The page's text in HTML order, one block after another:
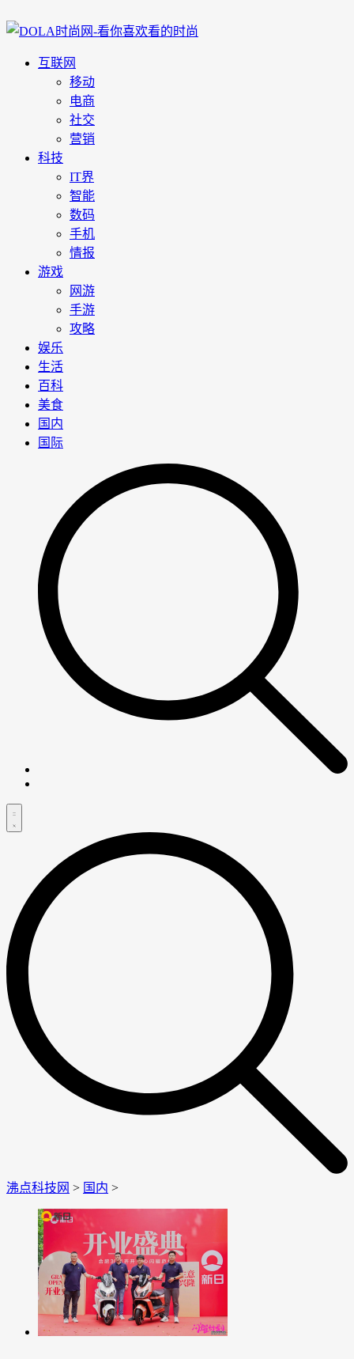
互联网
移动
电商
社交
营销
科技
IT界
智能
数码
手机
情报
游戏
网游
手游
攻略
娱乐
生活
百科
美食
国内
国际
沸点科技网 > 国内 >